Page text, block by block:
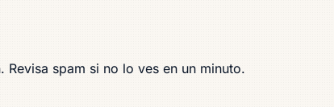
spam si no lo ves en un minuto.